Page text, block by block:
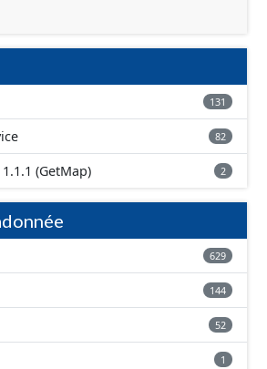
(urbains, péri-urbain, à la
131
82
(GetMap) 2
629
144
52
1